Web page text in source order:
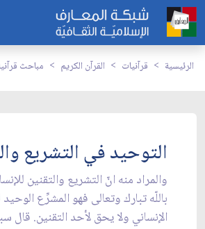
الرئيسية قرآنيات القرآن الكريم مباحث
التوحيد في التشريع
والمراد منه انّ التشريع والتقنين
باللّه تبارك وتعالى فهو المشرِّع
الإنساني ولا يحق لأحد التقنين. قال